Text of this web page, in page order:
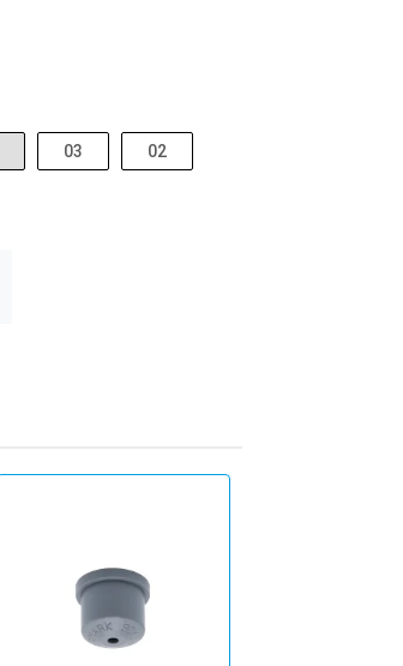
03 02